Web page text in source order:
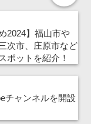
2024】福山市や
次市、庄原市など
ポットを紹介！
チャンネルを開設